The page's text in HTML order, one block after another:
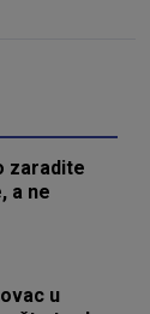
zaradite
a ne
u